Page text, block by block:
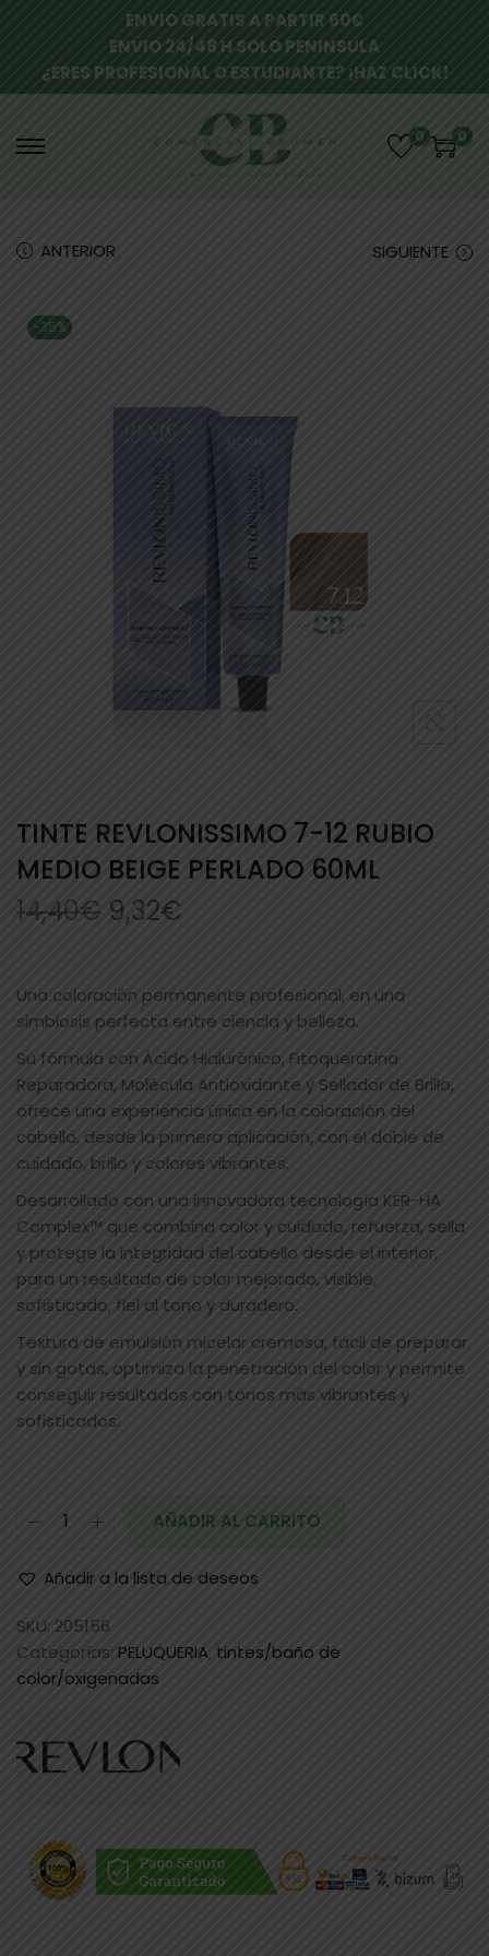
ENVIO GRATIS A PARTIR 60€
ENVIO 24/48 H SOLO PENINSULA
¿ERES PROFESIONAL O ESTUDIANTE? ¡HAZ CLICK!
0 0
ANTERIOR SIGUIENTE
-35%
TINTE REVLONISSIMO 7-12 RUBIO
MEDIO BEIGE PERLADO 60ML
14,40€ 9,32€
Una coloración permanente profesional, en una
simbiosis perfecta entre ciencia y belleza.
Su fórmula con Ácido Hialurónico, Fitoqueratina
Reparadora, Molécula Antioxidante y Sellador de Brillo,
ofrece una experiencia única en la coloración del
cabello, desde la primera aplicación, con el doble de
cuidado, brillo y colores vibrantes.
Desarrollado con una innovadora tecnología KER-HA
Complex™ que combina color y cuidado, refuerza, sella
y protege la integridad del cabello desde el interior,
para un resultado de color mejorado, visible,
sofisticado, fiel al tono y duradero. .
Textura de emulsión micelar cremosa, fácil de preparar
y sin gotas, optimiza la penetración del color y permite
conseguir resultados con tonos más vibrantes y
sofisticados.
AÑADIR AL CARRITO
Añadir a la lista de deseos
SKU: 205156
Categorías: PELUQUERIA, tintes/baño de
color/oxigenadas